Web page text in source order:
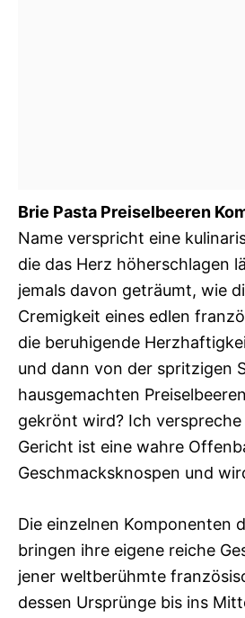
Brie Pasta Preiselbeeren
Name verspricht eine
die das Herz höherschlagen
jemals davon geträumt, wie
Cremigkeit eines edlen
die beruhigende
und dann von der spritzigen
hausgemachten
gekrönt wird? Ich verspreche
Gericht ist eine wahre
Geschmacksknospen und
Die einzelnen Komponenten
bringen ihre eigene reiche
jener weltberühmte
dessen Ursprünge bis ins